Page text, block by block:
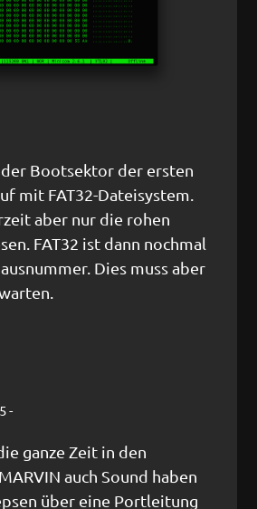
der Bootsektor der ersten
mit FAT32-Dateisystem.
aber nur die rohen
FAT32 ist dann nochmal
Dies muss aber
-
ganze Zeit in den
auch Sound haben
über eine Portleitung